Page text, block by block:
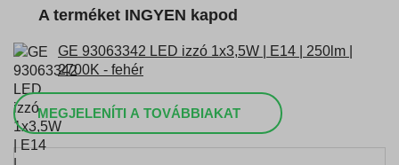
A terméket INGYEN kapod
GE 93063342 LED izzó 1x3,5W | E14 | 250lm |
2700K - fehér
MEGJELENÍTI A TOVÁBBIAKAT